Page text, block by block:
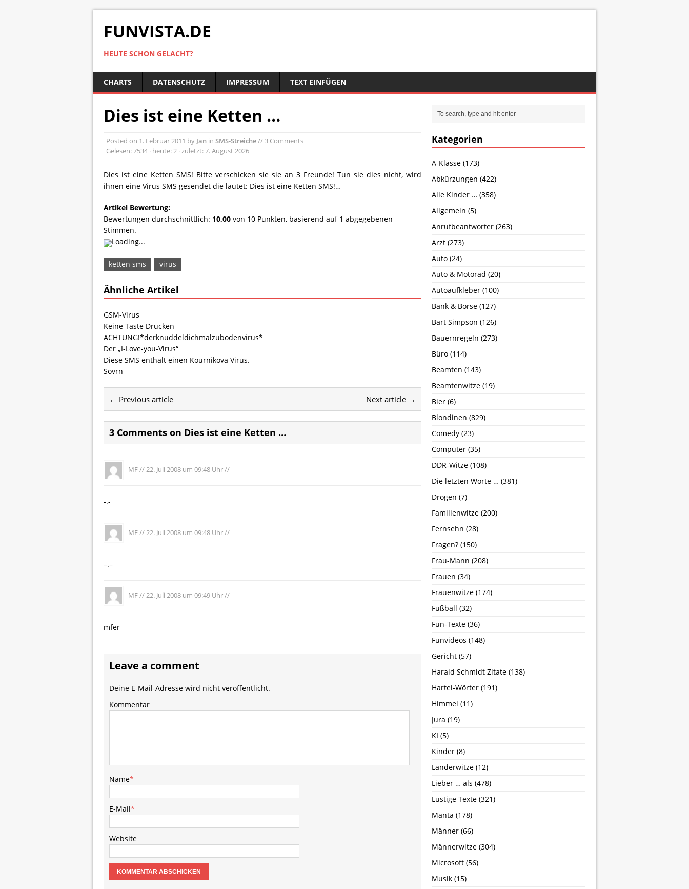
FUNVISTA.DE
HEUTE SCHON GELACHT?
CHARTS DATENSCHUTZ IMPRESSUM TEXT EINFÜGEN
Dies ist eine Ketten …
Posted on 1. Februar 2011 by Jan in SMS-Streiche// 3 Comments
Gelesen: 7534 · heute: 2 · zuletzt: 7. August 2026
Dies ist eine Ketten SMS! Bitte verschicken sie sie an 3 Freunde! Tun sie dies nicht, wird
ihnen eine Virus SMS gesendet die lautet: Dies ist eine Ketten SMS!…
Artikel Bewertung:
Bewertungen durchschnittlich: 10,00 von 10 Punkten, basierend auf 1 abgegebenen
Stimmen.
Loading...
ketten sms virus
Ähnliche Artikel
GSM-Virus
Keine Taste Drücken
ACHTUNG!*derknuddeldichmalzubodenvirus*
Der „I-Love-you-Virus“
Diese SMS enthält einen Kournikova Virus.
Sovrn
← Previous article Next article →
3 Comments on Dies ist eine Ketten …
MF //22. Juli 2008 um 09:48 Uhr//
-.-
MF // 22. Juli 2008 um 09:48 Uhr//
–.–
MF //22. Juli 2008 um 09:49 Uhr//
mfer
Leave a comment
Deine E-Mail-Adresse wird nicht veröffentlicht.
Kommentar
Name*
E-Mail*
Website
Kategorien
A-Klasse (173)
Abkürzungen (422)
Alle Kinder … (358)
Allgemein (5)
Anrufbeantworter (263)
Arzt (273)
Auto (24)
Auto & Motorad (20)
Autoaufkleber (100)
Bank & Börse (127)
Bart Simpson (126)
Bauernregeln (273)
Büro (114)
Beamten (143)
Beamtenwitze (19)
Bier (6)
Blondinen (829)
Comedy (23)
Computer (35)
DDR-Witze (108)
Die letzten Worte … (381)
Drogen (7)
Familienwitze (200)
Fernsehn (28)
Fragen? (150)
Frau-Mann (208)
Frauen (34)
Frauenwitze (174)
Fußball (32)
Fun-Texte (36)
Funvideos (148)
Gericht (57)
Harald Schmidt Zitate (138)
Hartei-Wörter (191)
Himmel (11)
Jura (19)
KI (5)
Kinder (8)
Länderwitze (12)
Lieber … als (478)
Lustige Texte (321)
Manta (178)
Männer (66)
Männerwitze (304)
Microsoft (56)
Musik (15)